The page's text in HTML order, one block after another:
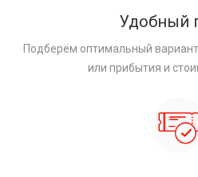
Удобный
Подберём оптимальный
или прибытия и